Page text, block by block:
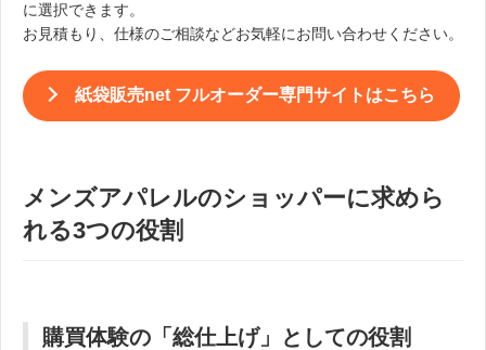
に選択できます。
お見積もり、仕様のご相談などお気軽にお問い合わせください。
紙袋販売net フルオーダー専門サイトはこちら
メンズアパレルのショッパーに求めら
れる3つの役割
購買体験の「総仕上げ」としての役割